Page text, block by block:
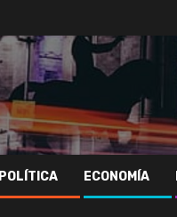
POLÍTICA ECONOMÍA